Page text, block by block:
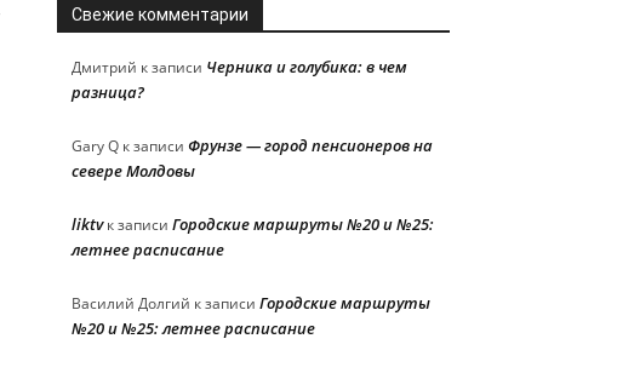
Свежие комментарии
Дмитрий к записи Черника и голубика: в чем
разница?
Gary Q к записи Фрунзе — город пенсионеров на
севере Молдовы
liktvк записи Городские маршруты №20 и №25:
летнее расписание
Василий Долгий к записи Городские маршруты
№20 и №25: летнее расписание